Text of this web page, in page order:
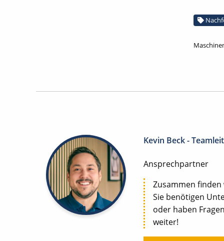
Kevin Beck -
Ansprechpartner
Zusammen
Sie benötigen
oder haben
weiter!